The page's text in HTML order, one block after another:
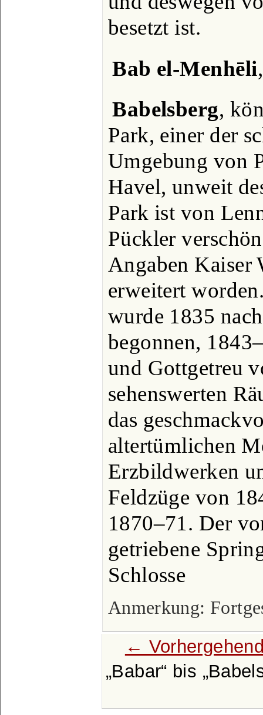
besetzt ist.
Bab el-Menhēli
Babelsberg,
Park, einer der
Umgebung von
Havel, unweit
Park ist von
Pückler
Angaben Kaiser
erweitert
wurde 1835
begonnen,
und Gottgetreu
sehenswerten
das
altertümlichen
Erzbildwerken
Feldzüge von
1870–71. Der
getriebene
Schlosse
Anmerkung:
←
Babar
bis